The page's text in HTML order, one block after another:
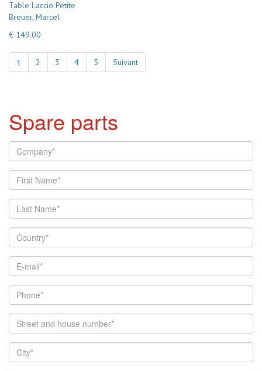
Table Laccio Petite
Breuer, Marcel
€ 149.00
1 2 3 4 5 Suivant
Spare parts